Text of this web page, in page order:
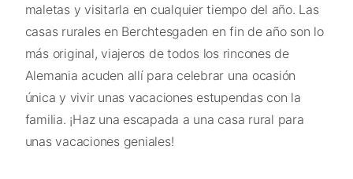
maletas y visitarla en cualquier tiempo del año. Las
casas rurales en Berchtesgaden en fin de año son lo
más original, viajeros de todos los rincones de
Alemania acuden allí para celebrar una ocasión
única y vivir unas vacaciones estupendas con la
familia. ¡Haz una escapada a una casa rural para
unas vacaciones geniales!